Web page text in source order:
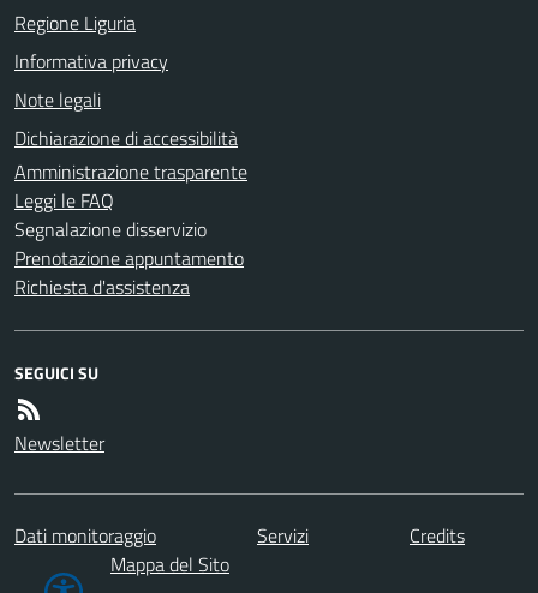
Regione Liguria
Informativa privacy
Note legali
Dichiarazione di accessibilità
Amministrazione trasparente
Leggi le FAQ
Segnalazione disservizio
Prenotazione appuntamento
Richiesta d'assistenza
SEGUICI SU
Newsletter
Dati monitoraggio Servizi
Credits
Mappa del Sito